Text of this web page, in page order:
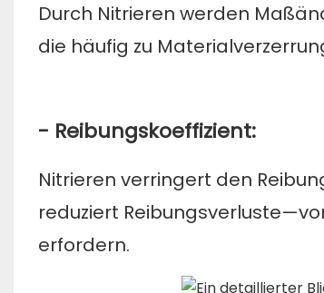
Durch Nitrieren werden
die häufig zu
- Reibungskoeffizient:
Nitrieren verringert den
reduziert
erfordern.